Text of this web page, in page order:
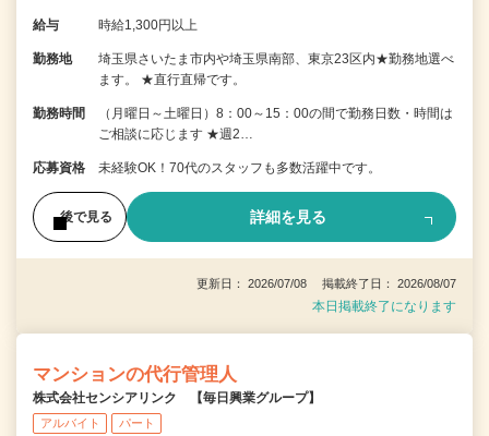
給与 時給1,300円以上
勤務地
埼玉県さいたま市内や埼玉県南部、東京23区内★勤務地選べ
ます。 ★直行直帰です。
勤務時間
（月曜日～土曜日）8：00～15：00の間で勤務日数・時間は
ご相談に応じます ★週2…
応募資格 未経験OK！70代のスタッフも多数活躍中です。
後で見る 詳細を見る
更新日： 2026/07/08 掲載終了日： 2026/08/07
本日掲載終了になります
マンションの代行管理人
株式会社センシアリンク 【毎日興業グループ】
アルバイト パート